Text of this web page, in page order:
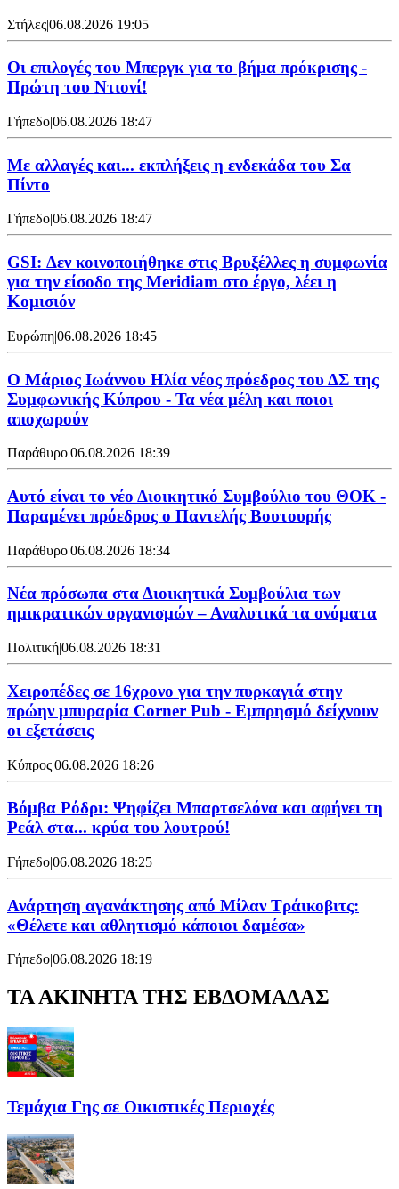
Στήλες|06.08.2026 19:05
Οι επιλογές του Μπεργκ για το βήμα πρόκρισης -
Πρώτη του Ντιονί!
Γήπεδο|06.08.2026 18:47
Με αλλαγές και... εκπλήξεις η ενδεκάδα του Σα
Πίντο
Γήπεδο|06.08.2026 18:47
GSI: Δεν κοινοποιήθηκε στις Βρυξέλλες η συμφωνία
για την είσοδο της Meridiam στο έργο, λέει η
Κομισιόν
Ευρώπη|06.08.2026 18:45
Ο Μάριος Ιωάννου Ηλία νέος πρόεδρος του ΔΣ της
Συμφωνικής Κύπρου - Τα νέα μέλη και ποιοι
αποχωρούν
Παράθυρο|06.08.2026 18:39
Αυτό είναι το νέο Διοικητικό Συμβούλιο του ΘΟΚ -
Παραμένει πρόεδρος ο Παντελής Βουτουρής
Παράθυρο|06.08.2026 18:34
Νέα πρόσωπα στα Διοικητικά Συμβούλια των
ημικρατικών οργανισμών – Αναλυτικά τα ονόματα
Πολιτική|06.08.2026 18:31
Χειροπέδες σε 16χρονο για την πυρκαγιά στην
πρώην μπυραρία Corner Pub - Εμπρησμό δείχνουν
οι εξετάσεις
Κύπρος|06.08.2026 18:26
Βόμβα Ρόδρι: Ψηφίζει Μπαρτσελόνα και αφήνει τη
Ρεάλ στα... κρύα του λουτρού!
Γήπεδο|06.08.2026 18:25
Ανάρτηση αγανάκτησης από Μίλαν Τράικοβιτς:
«Θέλετε και αθλητισμό κάποιοι δαμέσα»
Γήπεδο06.08.2026 18:19
ΤΑ ΑΚΙΝΗΤΑ ΤΗΣ ΕΒΔΟΜΑΔΑΣ
Τεμάχια Γης σε Οικιστικές Περιοχές